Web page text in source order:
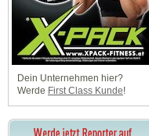
Dein Unternehmen hier?
Werde First Class Kunde!